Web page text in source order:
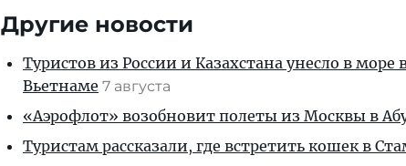
Другие новости
Туристов из России и Казахстана унесло в
Вьетнаме 7 августа
«Аэрофлот» возобновит полеты из Москвы в
Туристам рассказали, где встретить кошек в